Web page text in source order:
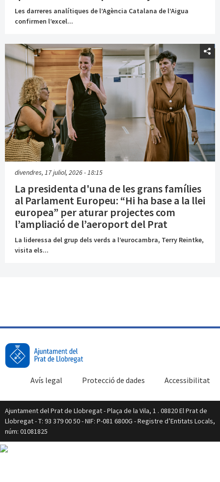
Les darreres analítiques de l’Agència Catalana de l’Aigua
confirmen l’excel...
divendres, 17 juliol, 2026 - 18:15
La presidenta d'una de les grans famílies
al Parlament Europeu: “Hi ha base a la llei
europea” per aturar projectes com
l’ampliació de l’aeroport del Prat
La lideressa del grup dels verds a l’eurocambra, Terry Reintke,
visita els...
Accessibilitat
Protecció de dades
Avís legal
Ajuntament del Prat de Llobregat - Plaça de la Vila, 1 . 08820 El Prat de
Llobregat - T: 93 379 00 50 - NIF: P-081 6800G - Registre d’Entitats Locals,
núm: 01081825